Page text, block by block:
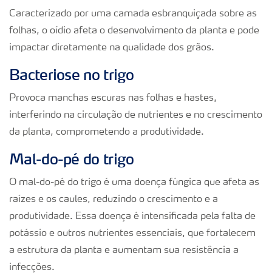
Caracterizado por uma camada esbranquiçada sobre as
folhas, o oídio afeta o desenvolvimento da planta e pode
impactar diretamente na qualidade dos grãos.
Bacteriose no trigo
Provoca manchas escuras nas folhas e hastes,
interferindo na circulação de nutrientes e no crescimento
da planta, comprometendo a produtividade.
Mal-do-pé do trigo
O mal-do-pé do trigo é uma doença fúngica que afeta as
raízes e os caules, reduzindo o crescimento e a
produtividade. Essa doença é intensificada pela falta de
potássio e outros nutrientes essenciais, que fortalecem
a estrutura da planta e aumentam sua resistência a
infecções.